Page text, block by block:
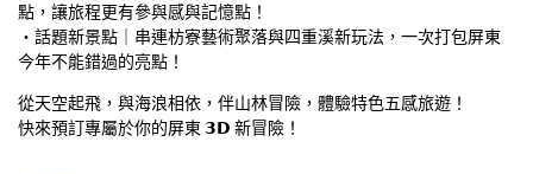
點，讓旅程更有參與感與記憶點！
・話題新景點｜串連枋寮藝術聚落與四重溪新玩法，一次打包屏東
今年不能錯過的亮點！
從天空起飛，與海浪相依，伴山林冒險，體驗特色五感旅遊！
快來預訂專屬於你的屏東 𝟯𝗗 新冒險！